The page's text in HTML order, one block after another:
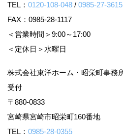
TEL： 0120-108-048 / 0985-27-3615
FAX：0985-28-1117
＜営業時間＞9:00～17:00
＜定休日＞水曜日
株式会社東洋ホーム・昭栄町事務
受付
〒880-0833
宮崎県宮崎市昭栄町160番地
TEL： 0985-28-0355